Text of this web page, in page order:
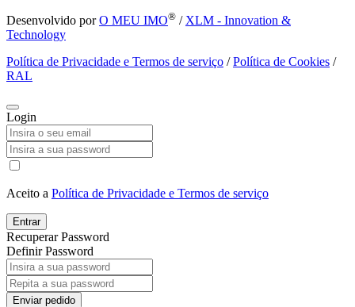
Desenvolvido porO MEU IMO® / XLM - Innovation &
Technology
Política de Privacidade e Termos de serviço /Política de Cookies /
RAL
Login
Aceito a Política de Privacidade e Termos de serviço
Entrar
Recuperar Password
Definir Password
Enviar pedido